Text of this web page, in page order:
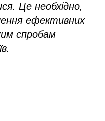
Це необхідно,
ефективних
спробам